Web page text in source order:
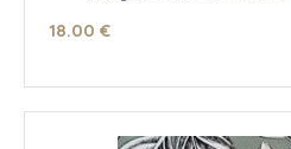
18.00 €